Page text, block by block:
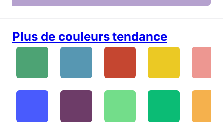
Plus de couleurs tendance